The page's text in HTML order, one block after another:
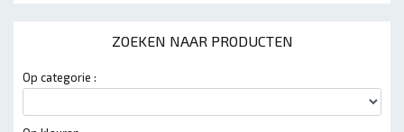
ZOEKEN NAAR PRODUCTEN
Op categorie :